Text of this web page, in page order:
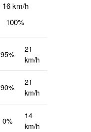
16 km/h
100%
95%
21
km/h
90%
21
km/h
0%
14
km/h